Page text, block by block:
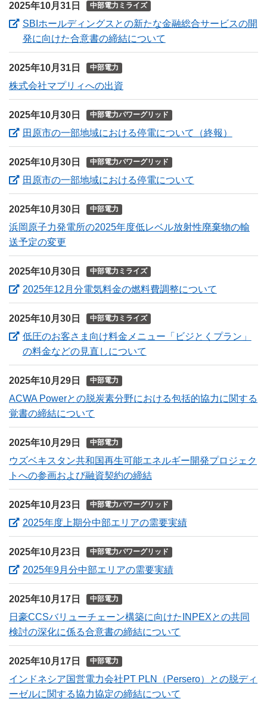
2025年10月31日 中部電力ミライズ
SBIホールディングスとの新たな金融総合サービスの開
発に向けた合意書の締結について
2025年10月31日 中部電力
株式会社マプリィへの出資
2025年10月30日 中部電力パワーグリッド
田原市の一部地域における停電について（終報）
2025年10月30日 中部電力パワーグリッド
田原市の一部地域における停電について
2025年10月30日 中部電力
浜岡原子力発電所の2025年度低レベル放射性廃棄物の輸
送予定の変更
2025年10月30日 中部電力ミライズ
2025年12月分電気料金の燃料費調整について
2025年10月30日 中部電力ミライズ
低圧のお客さま向け料金メニュー「ビジとくプラン」
の料金などの見直しについて
2025年10月29日 中部電力
ACWA Powerとの脱炭素分野における包括的協力に関する
覚書の締結について
2025年10月29日 中部電力
ウズベキスタン共和国再生可能エネルギー開発プロジェク
トへの参画および融資契約の締結
2025年10月23日 中部電力パワーグリッド
2025年度上期分中部エリアの需要実績（新しいウィンド
2025年10月23日 中部電力パワーグリッド
2025年9月分中部エリアの需要実績（新しいウィンドウ
2025年10月17日 中部電力
日豪CCSバリューチェーン構築に向けたINPEXとの共同
検討の深化に係る合意書の締結について
2025年10月17日 中部電力
インドネシア国営電力会社PT PLN（Persero）との脱ディ
ーゼルに関する協力協定の締結について